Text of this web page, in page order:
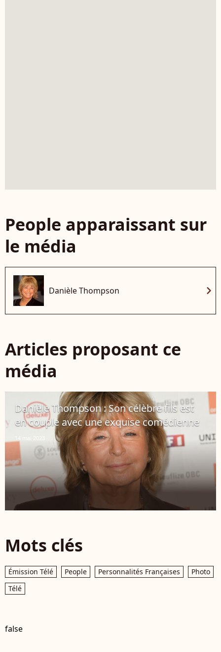
People apparaissant sur
le média
Danièle Thompson chevron_right
Articles proposant ce
média
Danièle Thompson : Son célèbre fils est
en couple avec une exquise comédienne
14 mai 2023
Mots clés
Émission Télé People Personnalités Françaises
Photo
Télé
false